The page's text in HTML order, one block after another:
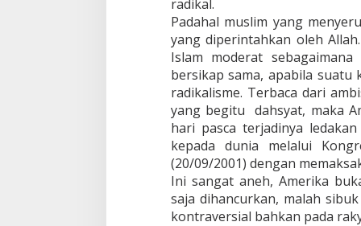
radikal.
Padahal muslim yang
yang diperintahkan oleh
Islam moderat
bersikap sama, apabila suatu
radikalisme. Terbaca dari
yang begitu dahsyat, maka
hari pasca terjadinya
kepada dunia melalui
(20/09/2001) dengan
Ini sangat aneh, Amerika
saja dihancurkan, malah
kontraversial bahkan pada